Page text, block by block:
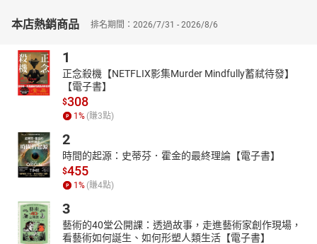
本店熱銷商品 排名期間：2026/7/31 - 2026/8/6
1
正念殺機【NETFLIX影集Murder Mindfully蓄弒待發】
【電子書】
$308
1 % (賺3點)
2
時間的起源：史蒂芬．霍金的最終理論【電子書】
$455
1 % (賺4點)
3
藝術的40堂公開課：透過故事，走進藝術家創作現場，
看藝術如何誕生、如何形塑人類生活【電子書】